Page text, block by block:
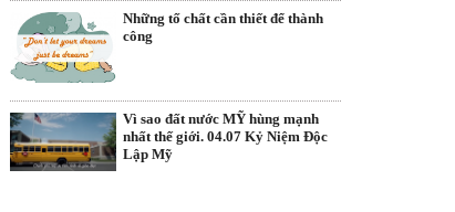
Những tố chất cần thiết để thành
công
Vì sao đất nước MỸ hùng mạnh
nhất thế giới. 04.07 Kỷ Niệm Độc
Lập Mỹ